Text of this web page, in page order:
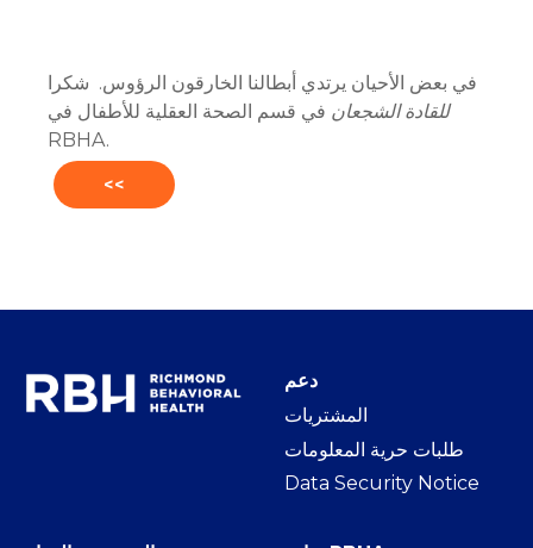
في بعض الأحيان يرتدي أبطالنا الخارقون الرؤوس. شكرا
للقادة الشجعان في قسم الصحة العقلية للأطفال في
RBHA.
<<
دعم
المشتريات
طلبات حرية المعلومات
Data Security Notice